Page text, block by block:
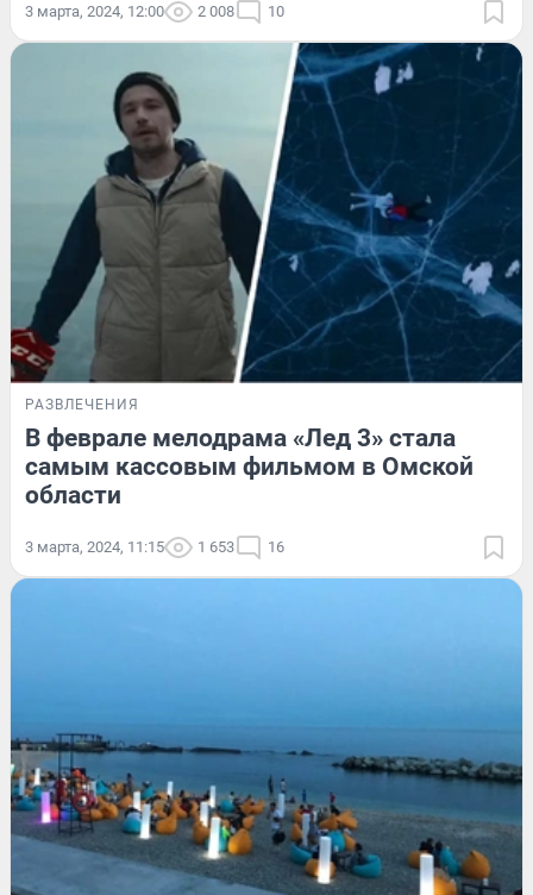
3 марта, 2024, 12:00 2 008 10
РАЗВЛЕЧЕНИЯ
В феврале мелодрама «Лед 3» стала
самым кассовым фильмом в Омской
области
3 марта, 2024, 11:15 1 653 16